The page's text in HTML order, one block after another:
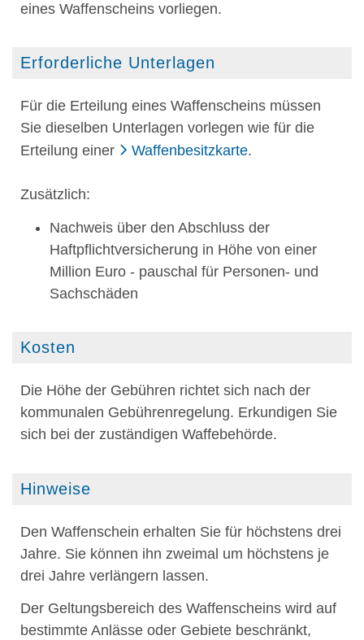
eines Waffenscheins vorliegen.
Erforderliche Unterlagen
Für die Erteilung eines Waffenscheins müssen
Sie dieselben Unterlagen vorlegen wie für die
Erteilung einer
Waffenbesitzkarte.
Zusätzlich:
Nachweis über den Abschluss der
Haftpflichtversicherung in Höhe von einer
Million Euro - pauschal für Personen- und
Sachschäden
Kosten
Die Höhe der Gebühren richtet sich nach der
kommunalen Gebührenregelung. Erkundigen Sie
sich bei der zuständigen Waffebehörde.
Hinweise
Den Waffenschein erhalten Sie für höchstens drei
Jahre. Sie können ihn zweimal um höchstens je
drei Jahre verlängern lassen.
Der Geltungsbereich des Waffenscheins wird auf
bestimmte Anlässe oder Gebiete beschränkt,